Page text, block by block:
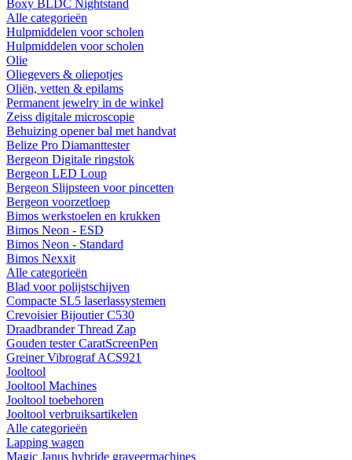
Boxy BLDC Nightstand
Alle categorieën
Hulpmiddelen voor scholen
Hulpmiddelen voor scholen
Olie
Oliegevers & oliepotjes
Oliën, vetten & epilams
Permanent jewelry in de winkel
Zeiss digitale microscopie
Behuizing opener bal met handvat
Belize Pro Diamanttester
Bergeon Digitale ringstok
Bergeon LED Loup
Bergeon Slijpsteen voor pincetten
Bergeon voorzetloep
Bimos werkstoelen en krukken
Bimos Neon - ESD
Bimos Neon - Standard
Bimos Nexxit
Alle categorieën
Blad voor polijstschijven
Compacte SL5 laserlassystemen
Crevoisier Bijoutier C530
Draadbrander Thread Zap
Gouden tester CaratScreenPen
Greiner Vibrograf ACS921
Jooltool
Jooltool Machines
Jooltool toebehoren
Jooltool verbruiksartikelen
Alle categorieën
Lapping wagen
Magic Janus hybride graveermachines